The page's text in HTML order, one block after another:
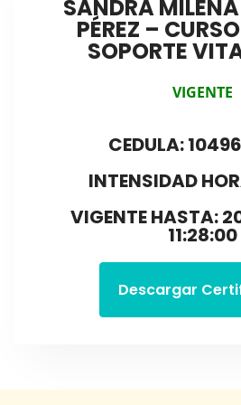
SANDRA
PÉREZ –
SOPORTE
VIGENTE
CEDULA:
INTENSIDAD
VIGENTE HASTA:
11:28:00
Descargar